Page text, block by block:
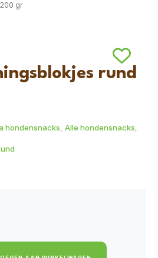
gr
rund
hondensnacks, Alle hondensnacks,